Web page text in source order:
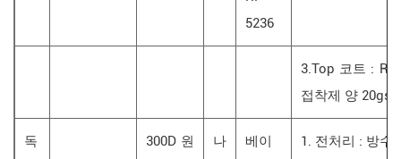
5236
3.Top 코트 :
접착제 양
독
300D 원
나
베이
1. 전처리 : 방수